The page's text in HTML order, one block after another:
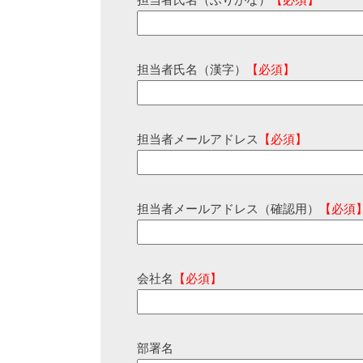
担当者氏名（漢字） 【必須】
担当者メールアドレス 【必須】
担当者メールアドレス（確認用） 【必須
会社名 【必須】
部署名